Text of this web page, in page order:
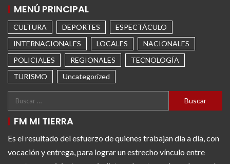
MENÚ PRINCIPAL
CULTURA DEPORTES
ESPECTÁCULO
INTERNACIONALES
LOCALES
NACIONALES
POLICIALES
REGIONALES
TECNOLOGÍA
TURISMO
Uncategorized
FM MI TIERRA
Es el resultado del esfuerzo de quienes trabajan día a día, con
vocación y entrega, para lograr un estrecho vínculo entre